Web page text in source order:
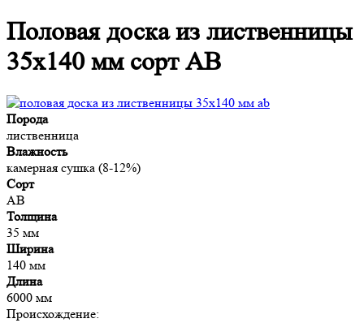
Половая доска из лиственницы
35x140 мм сорт AB
Порода
лиственница
Влажность
камерная сушка (8-12%)
Сорт
AB
Толщина
35 мм
Ширина
140 мм
Длина
6000 мм
Происхождение: